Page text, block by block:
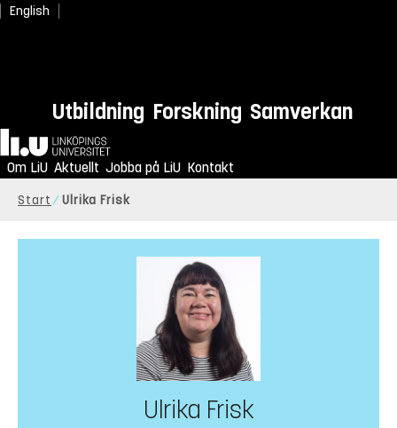
English
Utbildning Forskning Samverkan
Hem
Om LiU Aktuellt Jobba på LiU Kontakt
Start Ulrika Frisk
Ulrika Frisk